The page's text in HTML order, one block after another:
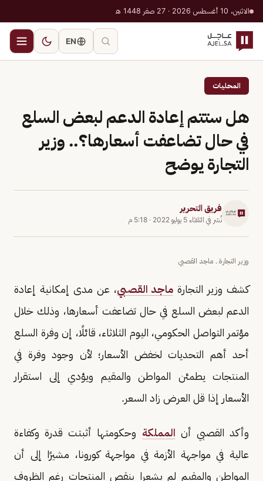
الاثنين، 10 أغسطس 2026 · 27 صفر 1448 هـ
EN
المحليات
هل ستتم إعادة الدعم لبعض السلع
في حال تضاعفت أسعارها؟.. وزير
التجارة يوضح
فريق التحرير
نُشر في الثلاثاء 5 يوليو 2022 · 5:18 م
وزير التجارة ـ ماجد القصبي
كشف وزير التجارة ماجد القصبي، عن مدى إمكانية إعادة
الدعم لبعض السلع في حال تضاعفت أسعارها، وذلك خلال
مؤتمر التواصل الحكومي، اليوم الثلاثاء، قائلًا، إن وفرة السلع
أحد أهم التحديات لخفض الأسعار؛ لأن وجود وفرة في
المنتجات يطمئن المواطن والمقيم ويؤدي إلى استقرار
الأسعار إذا قل العرض زاد السعر.
وأكد القصبي أن المملكة وحكومتها أثبتت قدرة وكفاءة
عالية في مواجهة الأزمة في مواجهة كورونا، مشيرًا إلى أن
المواطن والمقيم لم يشعرا بنقص المنتجات رغم الظروف